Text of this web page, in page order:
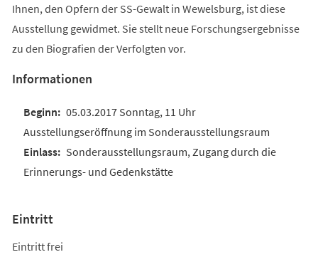
Ihnen, den Opfern der SS-Gewalt in Wewelsburg, ist diese
Ausstellung gewidmet. Sie stellt neue Forschungsergebnisse
zu den Biografien der Verfolgten vor.
Informationen
05.03.2017 Sonntag, 11 Uhr
Ausstellungseröffnung im Sonderausstellungsraum
Sonderausstellungsraum, Zugang durch die
Erinnerungs- und Gedenkstätte
Eintritt
Eintritt frei